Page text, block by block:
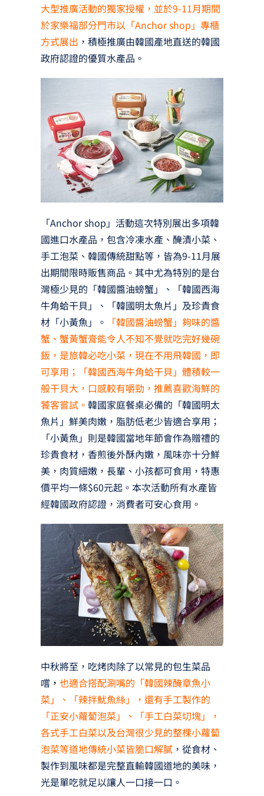
大型推廣活動的獨家授權，並於9-11月期間
於家樂福部分門市以「Anchor shop」專櫃
方式展出 ，積極推廣由韓國產地直送的韓國
政府認證的優質水產品。
「Anchor shop」活動這次特別展出多項韓
國進口水產品，包含冷凍水產、醃漬小菜、
手工泡菜、韓國傳統甜點等，皆為9-11月展
出期間限時販售商品。其中尤為特別的是台
灣極少見的「韓國醬油螃蟹」、「韓國西海
牛角蛤干貝」、「韓國明太魚片」及珍貴食
材「小黃魚」。
「韓國醬油螃蟹」夠味的醬
蟹、蟹黃蟹膏能令人不知不覺就吃完好幾碗
飯，是旅韓必吃小菜，現在不用飛韓國，即
可享用；「韓國西海牛角蛤干貝」體積較一
般干貝大，口感較有嚼勁，推薦喜歡海鮮的
饕客嘗試。 韓國家庭餐桌必備的「韓國明太
魚片」鮮美肉嫩，脂肪低老少皆適合享用；
「小黃魚」則是韓國當地年節會作為贈禮的
珍貴食材，香煎後外酥內嫩，風味亦十分鮮
美，肉質細嫩，長輩、小孩都可食用，特惠
價平均一條$60元起。本次活動所有水產皆
經韓國政府認證，消費者可安心食用。
中秋將至，吃烤肉除了以常見的包生菜品
嚐， 也適合搭配涮嘴的「韓國辣醃章魚小
菜」、「辣拌魷魚絲」，還有手工製作的
「正安小蘿蔔泡菜」、「手工白菜切塊」，
各式手工白菜以及台灣很少見的整棵小蘿蔔
泡菜等道地傳統小菜皆脆口解膩，從食材、
製作到風味都是完整直輸韓國道地的美味，
光是單吃就足以讓人一口接一口。